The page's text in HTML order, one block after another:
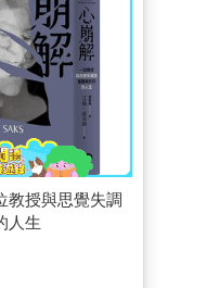
教授與思覺失調
人生